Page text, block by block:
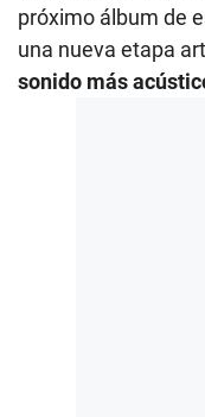
próximo álbum de
una nueva etapa
sonido más